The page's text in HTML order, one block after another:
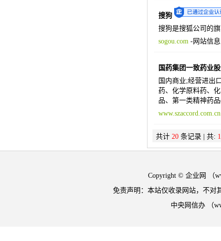
搜狗
搜狗是搜狐公司的
sogou.com-网站信息
国药集团一致药业
国内商业;经营进出
药、化学原料药、
品、第一类精神药
www.szaccord.com.cn
共计 20条记录 | 共: 1
Copyright © 企业网 （
免责声明：本站仅收录网站，不对
中央网信办 （